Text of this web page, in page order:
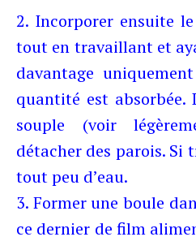
2. Incorporer ensuite
tout en travaillant et
davantage
quantité est
souple (voir
détacher des parois. Si
tout peu d’eau.
3. Former une boule
ce dernier de film